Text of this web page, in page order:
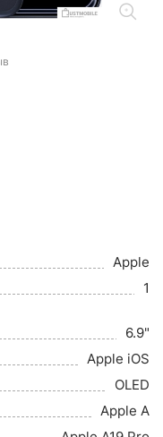
Apple
1
6.9"
Apple iOS
OLED
Apple A